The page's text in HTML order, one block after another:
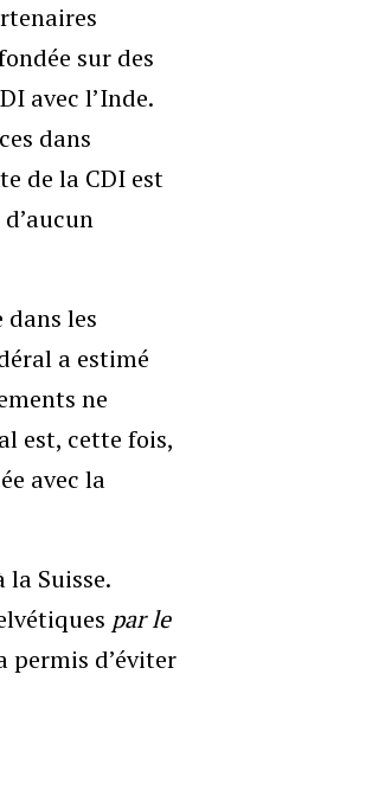
sur des
avec l’Inde.
dans
de la CDI est
les
a estimé
ne
est, cette fois,
avec la
Suisse.
par le
permis d’éviter